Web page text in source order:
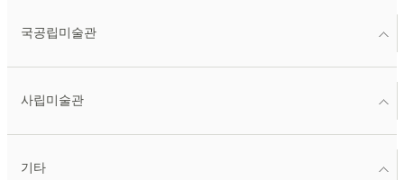
국공립미술관
사립미술관
기타